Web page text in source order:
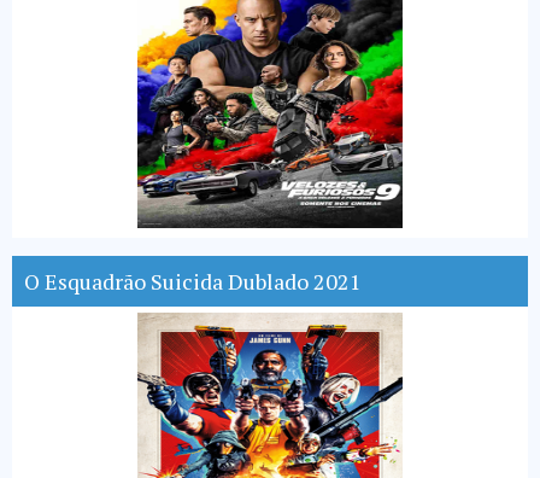
O Esquadrão Suicida Dublado 2021